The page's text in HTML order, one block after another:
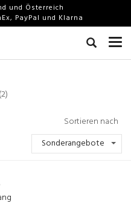
und Österreich
PayPal und Klarna
(2)
Sortieren nach
Sonderangebote